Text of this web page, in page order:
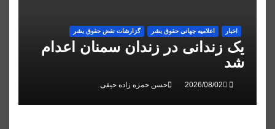
اخبار اعلاميه جهانی حقوق بشر گزارشات نقض حقوق بشر
یک زندانی در زندان سمنان اعدام
شد
حسن حمزه زاده حیقی